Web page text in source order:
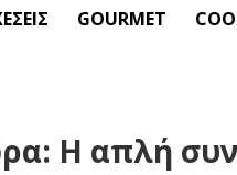
GOURMET
Η απλή